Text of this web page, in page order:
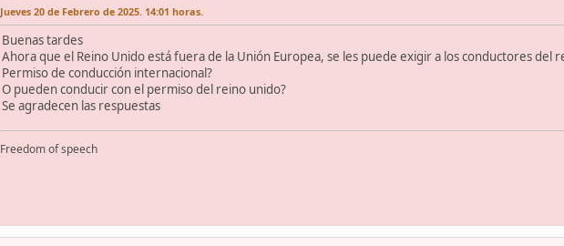
Jueves 20 de Febrero de 2025. 14:01 horas.
Buenas tardes
Ahora que el Reino Unido está fuera de la Unión Europea, se les puede exigir a los conductores del
Permiso de conducción internacional?
O pueden conducir con el permiso del reino unido?
Se agradecen las respuestas
Freedom of speech